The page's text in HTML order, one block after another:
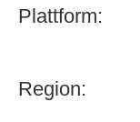
Plattform:
Region: